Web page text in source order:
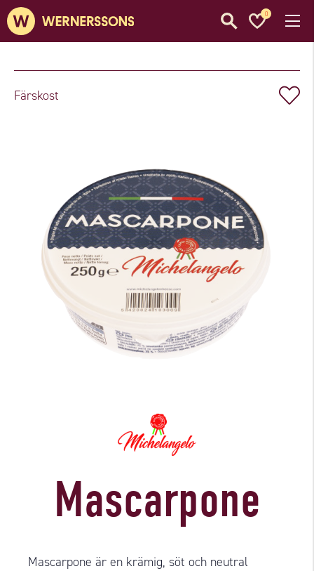
0
Färskost
Mascarpone
Mascarpone är en krämig, söt och neutral